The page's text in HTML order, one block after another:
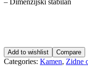
Add to wishlist Compare
Categories: Kamen, Zidne